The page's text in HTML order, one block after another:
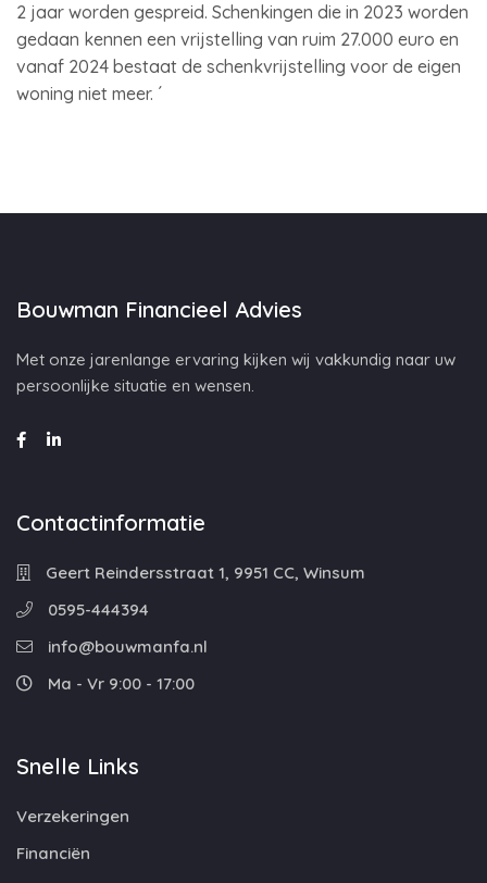
2 jaar worden gespreid. Schenkingen die in 2023 worden
gedaan kennen een vrijstelling van ruim 27.000 euro en
vanaf 2024 bestaat de schenkvrijstelling voor de eigen
woning niet meer. ´
Bouwman Financieel Advies
Met onze jarenlange ervaring kijken wij vakkundig naar uw
persoonlijke situatie en wensen.
Contactinformatie
Geert Reindersstraat 1, 9951 CC, Winsum
0595-444394
info@bouwmanfa.nl
Ma - Vr 9:00 - 17:00
Snelle Links
Verzekeringen
Financiën